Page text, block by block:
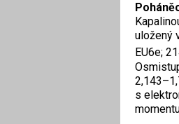
uložený
EU6e;
s